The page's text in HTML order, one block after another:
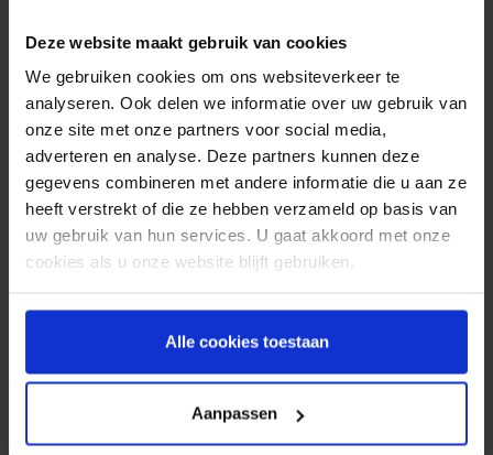
Deze website maakt gebruik van cookies
We gebruiken cookies om ons websiteverkeer te
analyseren. Ook delen we informatie over uw gebruik van
onze site met onze partners voor social media,
adverteren en analyse. Deze partners kunnen deze
gegevens combineren met andere informatie die u aan ze
heeft verstrekt of die ze hebben verzameld op basis van
uw gebruik van hun services. U gaat akkoord met onze
cookies als u onze website blijft gebruiken.
Alle cookies toestaan
Aanpassen
jouw SMS campagne is en wat het beste werkt
jouw toekomstige marketingcampagnes.
11. Betrouwbaar
Waar e-mail vaak te kampen heeft met spam en
junk e-mail filters, is SMS een veilige manier van
communiceren. Mobiele telefoons hebben geen
spambox. Dus zodra je SMS berichten verstuurt,
kun je er zeker van zijn dat jouw bericht veilig
zal een SMS bericht binnen 48 uur worden
12. Makkelijk te automatiseren
We gaven al eerder aan dat SMS berichten een
hogeopen ratehebben, maar als je dat